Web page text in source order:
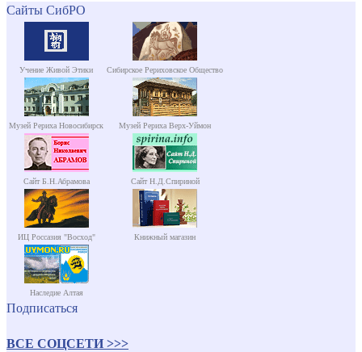
Сайты СибРО
Учение Живой Этики Сибирское Рериховское Общество
Музей Рериха Новосибирск Музей Рериха Верх-Уймон
Сайт Б.Н.Абрамова Сайт Н.Д.Спириной
ИЦ Россазия "Восход" Книжный магазин
Наследие Алтая
Подписаться
ВСЕ СОЦСЕТИ >>>